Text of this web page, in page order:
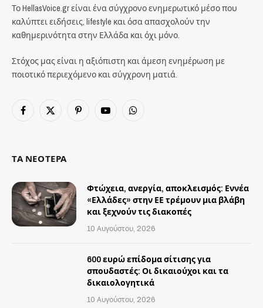
Το HellasVoice.gr είναι ένα σύγχρονο ενημερωτικό μέσο που
καλύπτει ειδήσεις, lifestyle και όσα απασχολούν την
καθημερινότητα στην Ελλάδα και όχι μόνο.
Στόχος μας είναι η αξιόπιστη και άμεση ενημέρωση με
ποιοτικό περιεχόμενο και σύγχρονη ματιά.
Facebook
X
PinterestYouTubeWhatsApp
ΤΑ ΝΕΟΤΕΡΑ
Φτώχεια, ανεργία, αποκλεισμός: Εννέα
«Ελλάδες» στην ΕΕ τρέμουν μια βλάβη
και ξεχνούν τις διακοπές
10 Αυγούστου, 2026
600 ευρώ επίδομα σίτισης για
σπουδαστές: Οι δικαιούχοι και τα
δικαιολογητικά
10 Αυγούστου, 2026